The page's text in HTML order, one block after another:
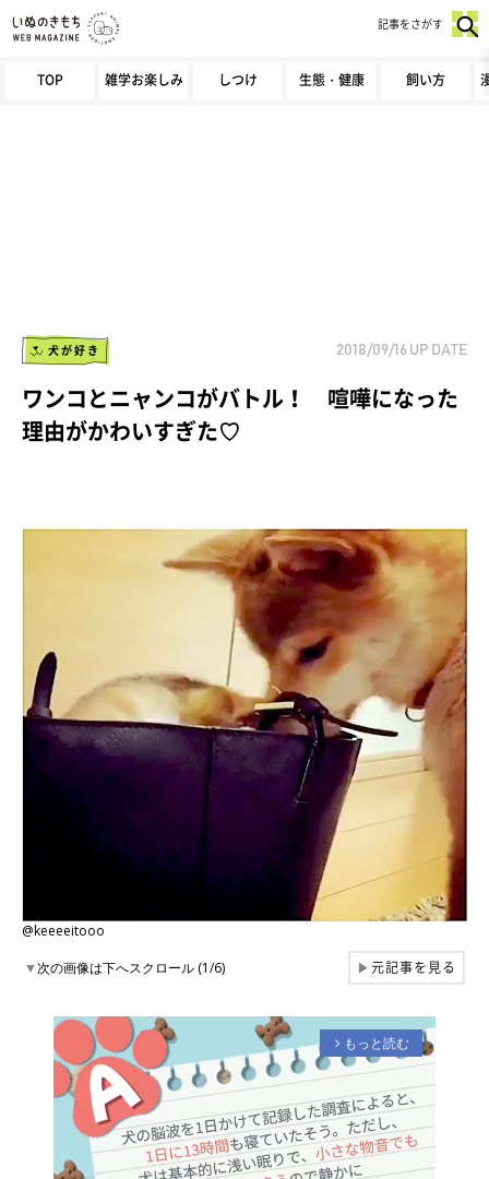
TOP 雑学お楽しみ しつけ 生態・健康 飼い方
記事をさがす
犬が好き 2018/09/16 UP DATE
ワンコとニャンコがバトル！ 喧嘩になった
理由がかわいすぎた♡
@keeeeitooo
▼次の画像は下へスクロール (1/6) ▶元記事を見る
arrow_forward_ios もっと読む